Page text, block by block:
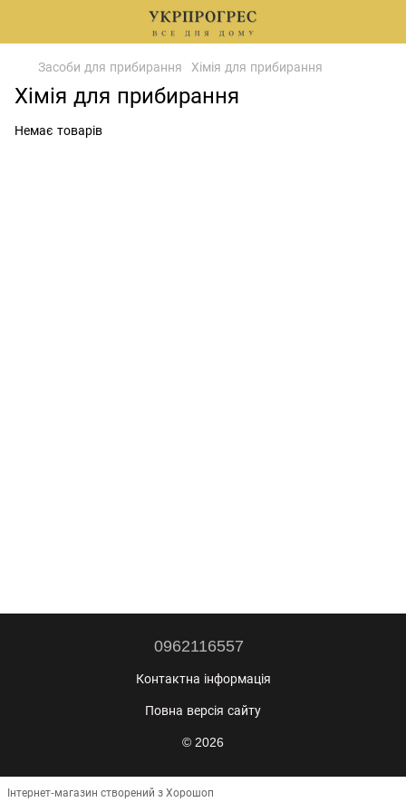
Засоби для прибирання Хімія для прибирання
Хімія для прибирання
Немає товарів
0962116557
Контактна інформація
Повна версія сайту
© 2026
Інтернет-магазин створений з Хорошоп